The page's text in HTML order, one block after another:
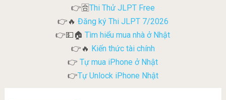
👉🈴Thi Thử JLPT Free
👉🔥 Đăng ký Thi JLPT 7/2026
👉💵🏠Tìm hiểu mua nhà ở Nhật
👉🔥 Kiến thức tài chính
👉 Tự mua iPhone ở Nhật
👉Tự Unlock iPhone Nhật